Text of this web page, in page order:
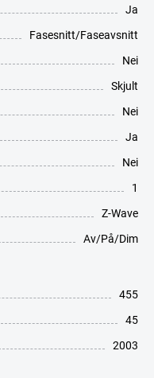
Ja
Fasesnitt/Faseavsnitt
Nei
Skjult
Nei
Ja
Nei
1
Z-Wave
Av/På/Dim
455
45
2003